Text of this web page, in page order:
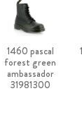
1460 pascal
forest green
ambassador
31981300